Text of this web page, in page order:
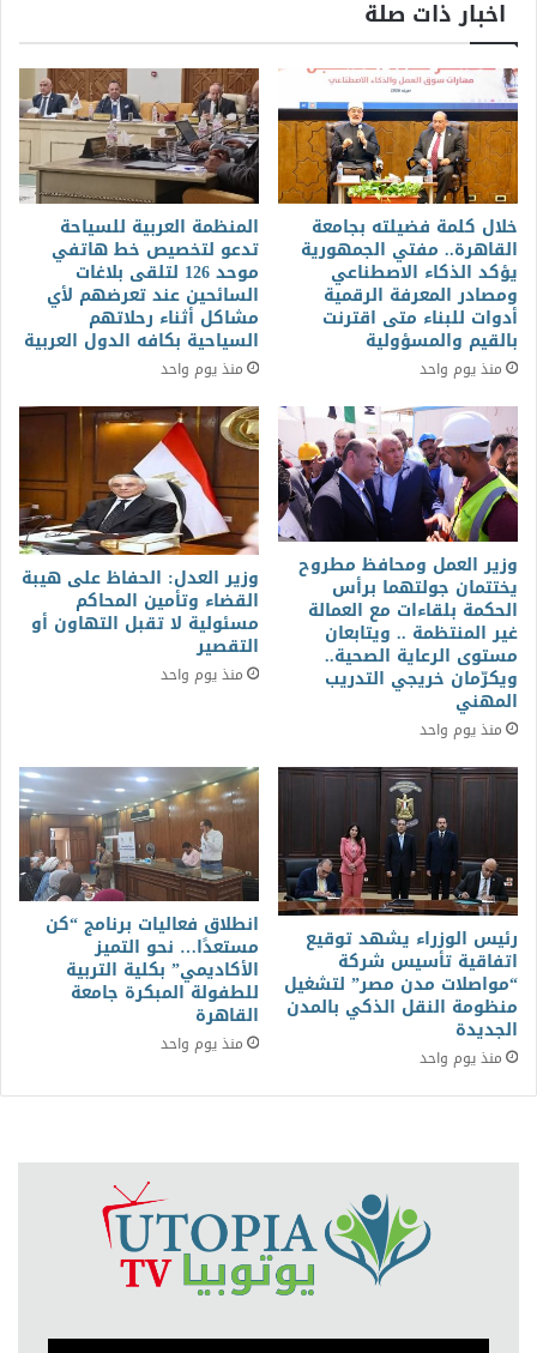
اخبار ذات صلة
خلال كلمة فضيلته بجامعة
القاهرة.. مفتي الجمهورية
يؤكد الذكاء الاصطناعي
ومصادر المعرفة الرقمية
أدوات للبناء متى اقترنت
بالقيم والمسؤولية
منذ يوم واحد
المنظمة العربية للسياحة
تدعو لتخصيص خط هاتفي
موحد 126 لتلقى بلاغات
السائحين عند تعرضهم لأي
مشاكل أثناء رحلاتهم
السياحية بكافه الدول العربية
منذ يوم واحد
وزير العمل ومحافظ مطروح
يختتمان جولتهما برأس
الحكمة بلقاءات مع العمالة
غير المنتظمة .. ويتابعان
مستوى الرعاية الصحية..
ويكرّمان خريجي التدريب
المهني
منذ يوم واحد
وزير العدل: الحفاظ على هيبة
القضاء وتأمين المحاكم
مسئولية لا تقبل التهاون أو
التقصير
منذ يوم واحد
رئيس الوزراء يشهد توقيع
اتفاقية تأسيس شركة
“مواصلات مدن مصر” لتشغيل
منظومة النقل الذكي بالمدن
الجديدة
منذ يوم واحد
انطلاق فعاليات برنامج “كن
مستعدًا… نحو التميز
الأكاديمي” بكلية التربية
للطفولة المبكرة جامعة
القاهرة
منذ يوم واحد